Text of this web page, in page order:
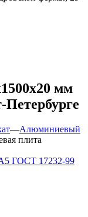
мм
—Алюминиевый
плита